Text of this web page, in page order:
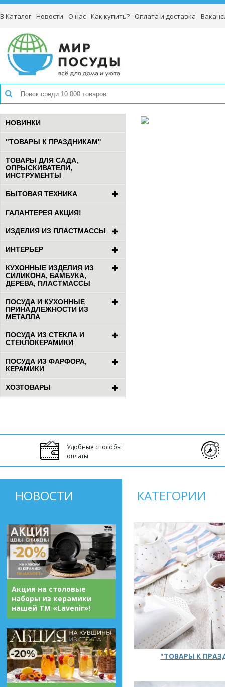
В Каталог Новости О нас Как купить? Оплата и доставка
НОВИНКИ
"ТОВАРЫ К ПРАЗДНИКАМ"
ТОВАРЫ ДЛЯ САДА,
ОПРЫСКИВАТЕЛИ,
ИНСТРУМЕНТЫ
БЫТОВАЯ ТЕХНИКА
ГАЛАНТЕРЕЯ АКЦИЯ!
ИЗДЕЛИЯ ИЗ ПЛАСТМАССЫ
ИНТЕРЬЕР
КУХОННЫЕ ИЗДЕЛИЯ ИЗ
СИЛИКОНА, БАМБУКА,
ДЕРЕВА, ПЛАСТМАССЫ
ПОСУДА И КУХОННЫЕ
ПРИНАДЛЕЖНОСТИ ИЗ
МЕТАЛЛА
ПОСУДА ИЗ СТЕКЛА И
СТЕКЛОКЕРАМИКИ
ПОСУДА ИЗ ФАРФОРА,
КЕРАМИКИ
ХОЗТОВАРЫ
Удобные способы
оплаты
НОВОСТИ
Акция на столовые
наборы из керамики
нашей ТМ «Lavenir»!
КАТЕГОРИИ
"ТОВАРЫ К